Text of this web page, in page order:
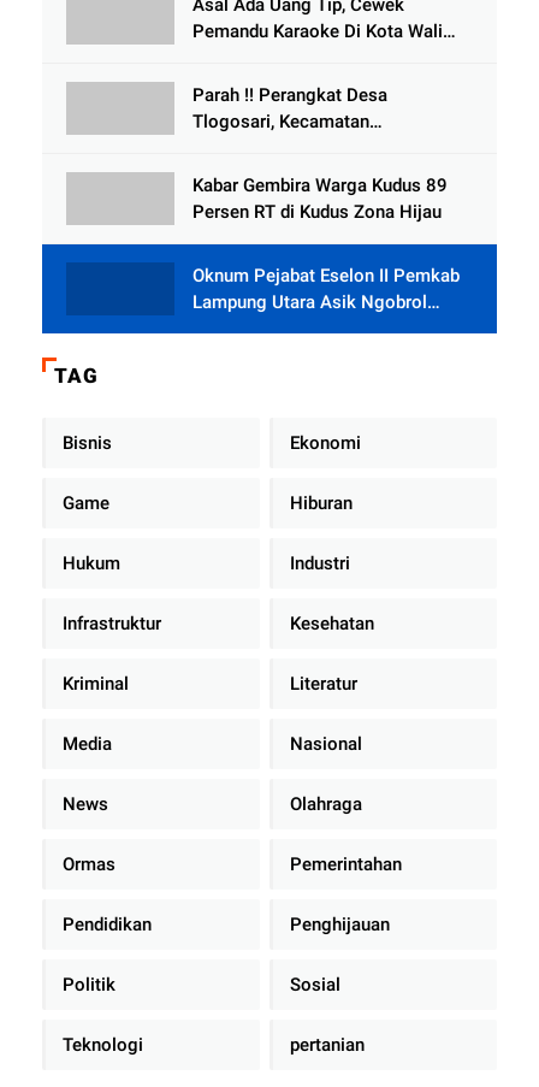
Selewengkan Bantuan Mushola
Asal Ada Uang Tip, Cewek
Pemandu Karaoke Di Kota Wali
Parah !! Perangkat Desa
Tlogosari, Kecamatan
Rumah dari BAZNAS
Kabar Gembira Warga Kudus 89
Persen RT di Kudus Zona Hijau
Oknum Pejabat Eselon II Pemkab
Lampung Utara Asik Ngobrol
Dengan Teman Kencan Wanitanya
TAG
Bisnis Ekonomi
Game Hiburan
Hukum Industri
Infrastruktur Kesehatan
Kriminal Literatur
Media Nasional
News Olahraga
Ormas Pemerintahan
Pendidikan Penghijauan
Politik Sosial
Teknologi pertanian